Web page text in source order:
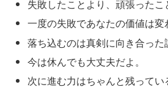
失敗したことより、頑張ったこ
一度の失敗であなたの価値は変
落ち込むのは真剣に向き合った
今は休んでも大丈夫だよ。
次に進む力はちゃんと残ってい